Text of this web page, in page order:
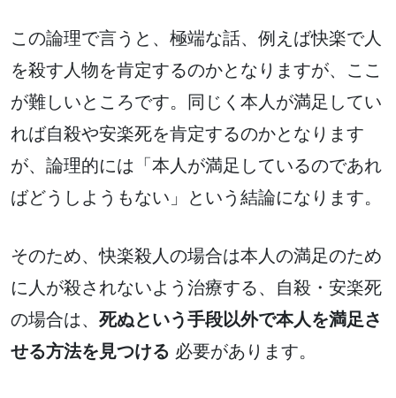
この論理で言うと、極端な話、例えば快楽で人
を殺す人物を肯定するのかとなりますが、ここ
が難しいところです。同じく本人が満足してい
れば自殺や安楽死を肯定するのかとなります
が、論理的には「本人が満足しているのであれ
ばどうしようもない」という結論になります。
そのため、快楽殺人の場合は本人の満足のため
に人が殺されないよう治療する、自殺・安楽死
の場合は、 死ぬという手段以外で本人を満足さ
せる方法を見つける 必要があります。